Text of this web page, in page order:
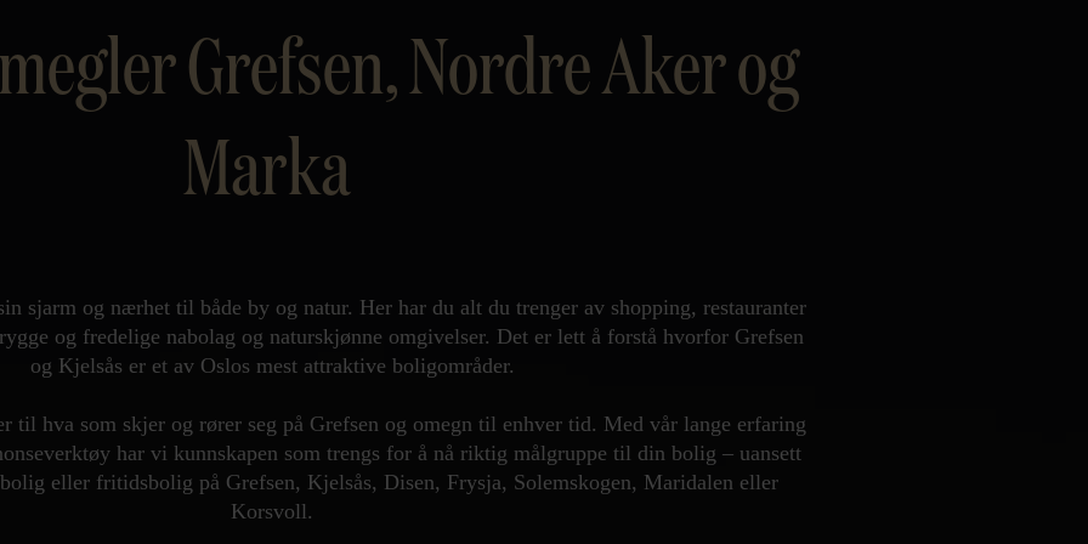
Digital boligannonsering
Stillinger
Grefsen, Nordre Aker og
Marka
sjarm og nærhet til både by og natur. Her har du alt du trenger av shopping, restauranter
og fredelige nabolag og naturskjønne omgivelser. Det er lett å forstå hvorfor Grefsen
og Kjelsås er et av Oslos mest attraktive boligområder.
til hva som skjer og rører seg på Grefsen og omegn til enhver tid. Med vår lange erfaring
har vi kunnskapen som trengs for å nå riktig målgruppe til din bolig – uansett
eller fritidsbolig på Grefsen, Kjelsås, Disen, Frysja, Solemskogen, Maridalen eller
Korsvoll.